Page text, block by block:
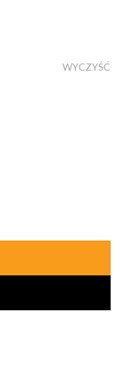
WYCZYŚĆ